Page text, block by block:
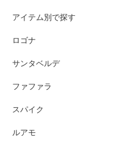
アイテム別で探す
ロゴナ
サンタベルデ
ファファラ
スパイク
ルアモ